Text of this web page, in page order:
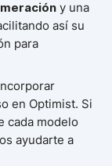
y una
así su
para
en Optimist. Si
cada modelo
ayudarte a